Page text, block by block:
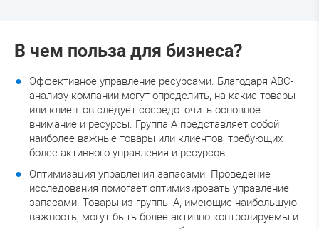
В чем польза для бизнеса?
Эффективное управление ресурсами. Благодаря ABC-
анализу компании могут определить, на какие товары
или клиентов следует сосредоточить основное
внимание и ресурсы. Группа A представляет собой
наиболее важные товары или клиентов, требующих
более активного управления и ресурсов.
Оптимизация управления запасами. Проведение
исследования помогает оптимизировать управление
запасами. Товары из группы A, имеющие наибольшую
важность, могут быть более активно контролируемы и